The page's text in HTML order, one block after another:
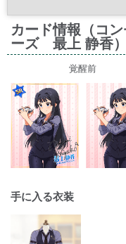
カード情報（コ
ーズ 最上 静香）
覚醒前
手に入る衣装